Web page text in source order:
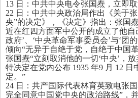
13 日：中共中央电令张国焘，立即取
22 日：中共中央政治局作出《关于
央”的决定》，《决定》指出：张国
近在红四方面军中公开的成立了他自
政府’、‘中央革命军事委员会’与‘团
倾向“无异于自绝于党，自绝于中国
张国焘“立刻取消他的一切‘中央’，
特决定在党内公布 1935 年9 月 12 日
定。”
24 日：共产国际代表林育英致电张
完全同意中国党中央的政治路线”，